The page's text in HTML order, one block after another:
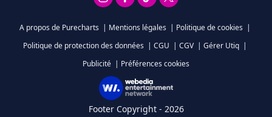
A propos de Purecharts | Mentions légales | Politique de cookies |
Politique de protection des données | CGU | CGV | Gérer Utiq |
Publicité | Préférences cookies
Footer Copyright - 2026